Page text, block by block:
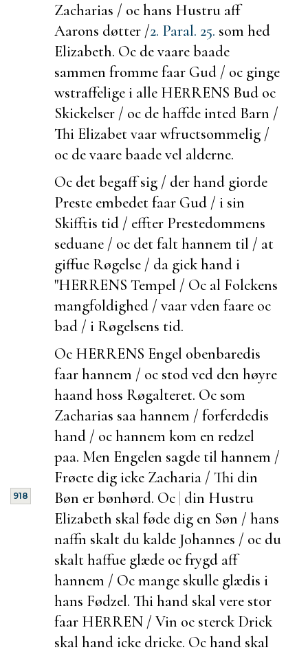
Zacharias / oc hans Hustru aff
Aarons døtter /2. Paral. 25. som hed
Elizabeth. Oc de vaarebaade
sammen fromme faar Gud / oc ginge
wstraffelige i alle HERRENS Bud oc
Skickelser / oc de haffde inted Barn /
Thi Elizabet vaar wfructsommelig /
oc de vaarebaade vel alderne.
Oc detbegaff sig / der hand giorde
Preste embedet faar Gud / i sin
Skifftis tid / effter Prestedommens
seduane / oc det falt hannem til / at
giffue Røgelse / da gick hand i
"HERRENS Tempel / Oc al Folckens
mangfoldighed / vaar vden faare oc
bad / i Røgelsens tid.
Oc HERRENS Engel obenbaredis
faar hannem / oc stod ved den høyre
haand hoss Røgalteret. Oc som
Zacharias saa hannem / forferdedis
hand / oc hannem kom en redzel
paa. Men Engelen sagde til hannem /
Frøcte dig icke Zacharia / Thi din
Bøn er bønhørd. Oc |
918
din Hustru
Elizabeth skal føde dig en Søn / hans
naffn skalt du kalde Johannes / oc du
skalt haffue glæde oc frygd aff
hannem / Oc mange skulle glædis i
hans Fødzel. Thi hand skal vere stor
faar HERREN / Vin oc sterck Drick
skal hand icke dricke. Oc hand skal